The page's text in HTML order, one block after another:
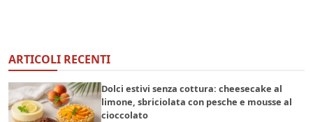
ARTICOLI RECENTI
Dolci estivi senza cottura: cheesecake al
limone, sbriciolata con pesche e mousse al
cioccolato